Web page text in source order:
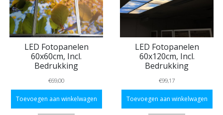
LED Fotopanelen
60x60cm, Incl.
Bedrukking
€69,00
Toevoegen aan winkelwagen
LED Fotopanelen
60x120cm, Incl.
Bedrukking
€99,17
Toevoegen aan winkelwagen